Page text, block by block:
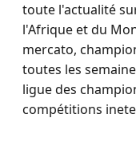
toute l'actualité
l'Afrique et du
mercato,
toutes les
ligue des
compétitions